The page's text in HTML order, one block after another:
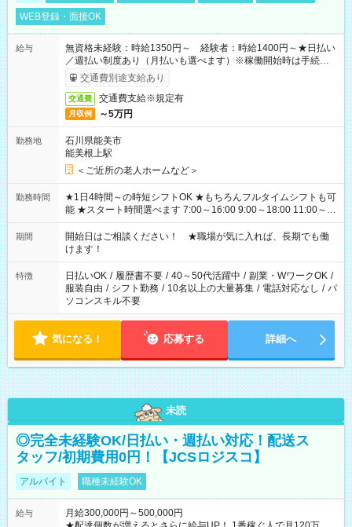
WEB登録・面接OK
給与
無資格未経験：時給1350円～ 経験者：時給1400円～★日払い
／週払い制度あり（月払いも選べます）※稼働開始時は手続き完
了次第のお支払いとなります。
交通費別途支給あり
交通費 交通費支給※規定有
月収例 ～5万円
勤務地
石川県能美市
能美根上駅
＜ご近所の老人ホームなど＞
勤務時間
★1日4時間～の時短シフトOK ★もちろんフルタイムシフトも可
能 ★スタート時間選べます 7:00～16:00 9:00～18:00 11:00～
20:00 など 残業なし！ ※Wワークの場合、他のお仕事と合わせ
週40時間超の就業はご案内できません ※法令に基づき、週20時
間以上勤務は社会保険への加入対象となります ※労働者派遣法
（日雇い派遣の原則禁止）により、短時間・短期間の就業はご
案内が難しい場合があります
期間
開始日はご相談ください！ ★職場が気に入れば、長期でも働
けます！
特徴 日払いOK / 履歴書不要 / 40～50代活躍中 / 副業・WワークOK /
服装自由 / シフト勤務 / 10名以上の大量募集 / 電話対応なし / パ
ソコンスキル不要
気になる！ 応募する 詳細へ
未読
◎完全未経験OK/日払い・週払い対応！配送ス
タッフ/初期費用0円！【JCSロジスコ】
アルバイト 職種未経験OK
給与
月給300,000円～500,000円